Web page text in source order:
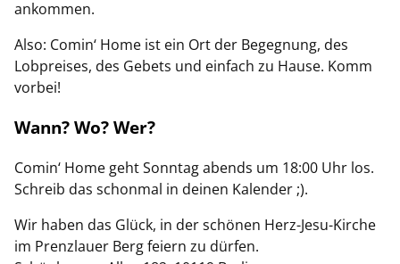
ankommen.
Also: Comin‘ Home ist ein Ort der Begegnung, des
Lobpreises, des Gebets und einfach zu Hause. Komm
vorbei!
Wann? Wo? Wer?
Comin‘ Home geht Sonntag abends um 18:00 Uhr los.
Schreib das schonmal in deinen Kalender ;).
Wir haben das Glück, in der schönen Herz-Jesu-Kirche
im Prenzlauer Berg feiern zu dürfen.